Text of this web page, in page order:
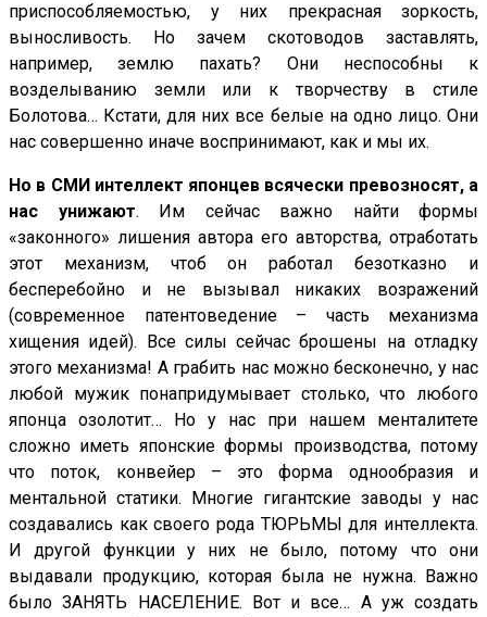
приспособляемостью, у них прекрасная зоркость,
выносливость. Но зачем скотоводов заставлять,
например, землю пахать? Они неспособны к
возделыванию земли или к творчеству в стиле
Болотова… Кстати, для них все белые на одно лицо. Они
нас совершенно иначе воспринимают, как и мы их.
Но в СМИ интеллект японцев всячески превозносят, а
нас унижают. Им сейчас важно найти формы
«законного» лишения автора его авторства, отработать
этот механизм, чтоб он работал безотказно и
бесперебойно и не вызывал никаких возражений
(современное патентоведение – часть механизма
хищения идей). Все силы сейчас брошены на отладку
этого механизма! А грабить нас можно бесконечно, у нас
любой мужик понапридумывает столько, что любого
японца озолотит… Но у нас при нашем менталитете
сложно иметь японские формы производства, потому
что поток, конвейер – это форма однообразия и
ментальной статики. Многие гигантские заводы у нас
создавались как своего рода ТЮРЬМЫ для интеллекта.
И другой функции у них не было, потому что они
выдавали продукцию, которая была не нужна. Важно
было ЗАНЯТЬ НАСЕЛЕНИЕ. Вот и все… А уж создать